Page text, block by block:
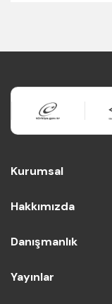
Kurumsal
Hakkımızda
Danışmanlık
Yayınlar